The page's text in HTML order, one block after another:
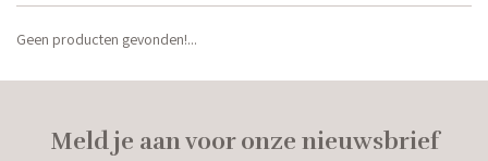
Geen producten gevonden!...
Meld je aan voor onze nieuwsbrief